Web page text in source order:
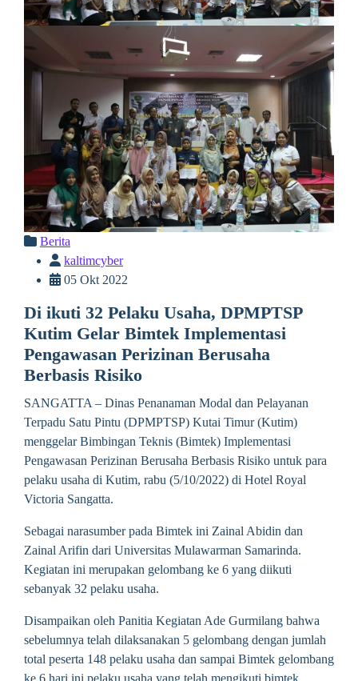
Berita
kaltimcyber
05 Okt 2022
Di ikuti 32 Pelaku Usaha, DPMPTSP
Kutim Gelar Bimtek Implementasi
Pengawasan Perizinan Berusaha
Berbasis Risiko
SANGATTA – Dinas Penanaman Modal dan Pelayanan
Terpadu Satu Pintu (DPMPTSP) Kutai Timur (Kutim)
menggelar Bimbingan Teknis (Bimtek) Implementasi
Pengawasan Perizinan Berusaha Berbasis Risiko untuk para
pelaku usaha di Kutim, rabu (5/10/2022) di Hotel Royal
Victoria Sangatta.
Sebagai narasumber pada Bimtek ini Zainal Abidin dan
Zainal Arifin dari Universitas Mulawarman Samarinda.
Kegiatan ini merupakan gelombang ke 6 yang diikuti
sebanyak 32 pelaku usaha.
Disampaikan oleh Panitia Kegiatan Ade Gurmilang bahwa
sebelumnya telah dilaksanakan 5 gelombang dengan jumlah
total peserta 148 pelaku usaha dan sampai Bimtek gelombang